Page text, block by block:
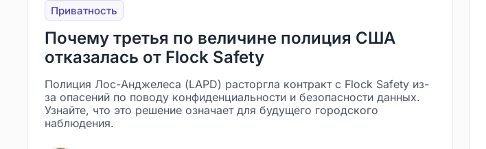
Приватность
Почему третья по величине полиция США
отказалась от Flock Safety
Полиция Лос-Анджелеса (LAPD) расторгла контракт с Flock Safety из-
за опасений по поводу конфиденциальности и безопасности данных.
Узнайте, что это решение означает для будущего городского
наблюдения.